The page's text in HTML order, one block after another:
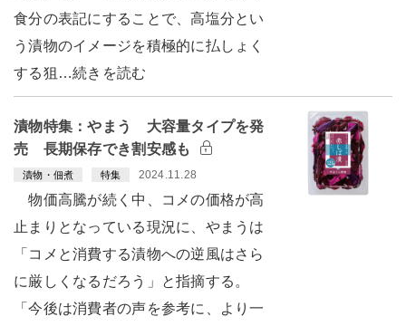
食分の表記にすることで、高塩分とい
う漬物のイメージを積極的に払しょく
する狙…続きを読む
漬物特集：やまう 大容量タイプを発
売 長期保存でき割安感も
漬物・佃煮 特集 2024.11.28
物価高騰が続く中、コメの価格が高
止まりとなっている現況に、やまうは
「コメと消費する漬物への逆風はさら
に厳しくなるだろう」と指摘する。
「今後は消費者の声を参考に、より一